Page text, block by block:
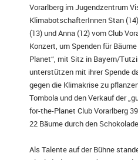
Vorarlberg im Jugendzentrum
KlimabotschafterInnen Stan
(13) und Anna (12) vom Club
Konzert, um Spenden für
Planet“, mit Sitz in Bayern/
unterstützen mit ihrer Spende
gegen die Klimakrise zu
Tombola und den Verkauf der
for-the-Planet Club Vorarlberg
22 Bäume durch den
Als Talente auf der Bühne